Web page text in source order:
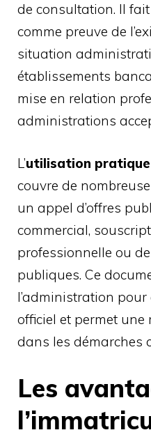
de consultation. Il
comme preuve de
situation
établissements
mise en relation
administrations
L’utilisation pratique
couvre de
un appel d’offres
commercial,
professionnelle ou
publiques. Ce
l’administration
officiel et permet
dans les démarches
Les